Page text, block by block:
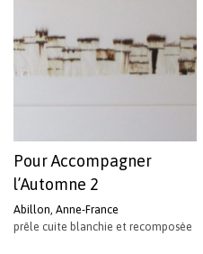
Pour Accompagner
l’Automne 2
Abillon, Anne-France
prêle cuite blanchie et recomposée